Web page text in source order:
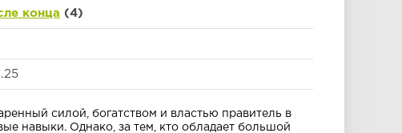
конца (4)
силой, богатством и властью правитель в
навыки. Однако, за тем, кто обладает большой